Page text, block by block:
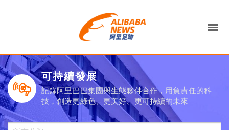
可持續發展
記錄阿里巴巴集團與生態夥伴合作，用負責任的科
技，創造更綠色、更美好、更可持續的未來